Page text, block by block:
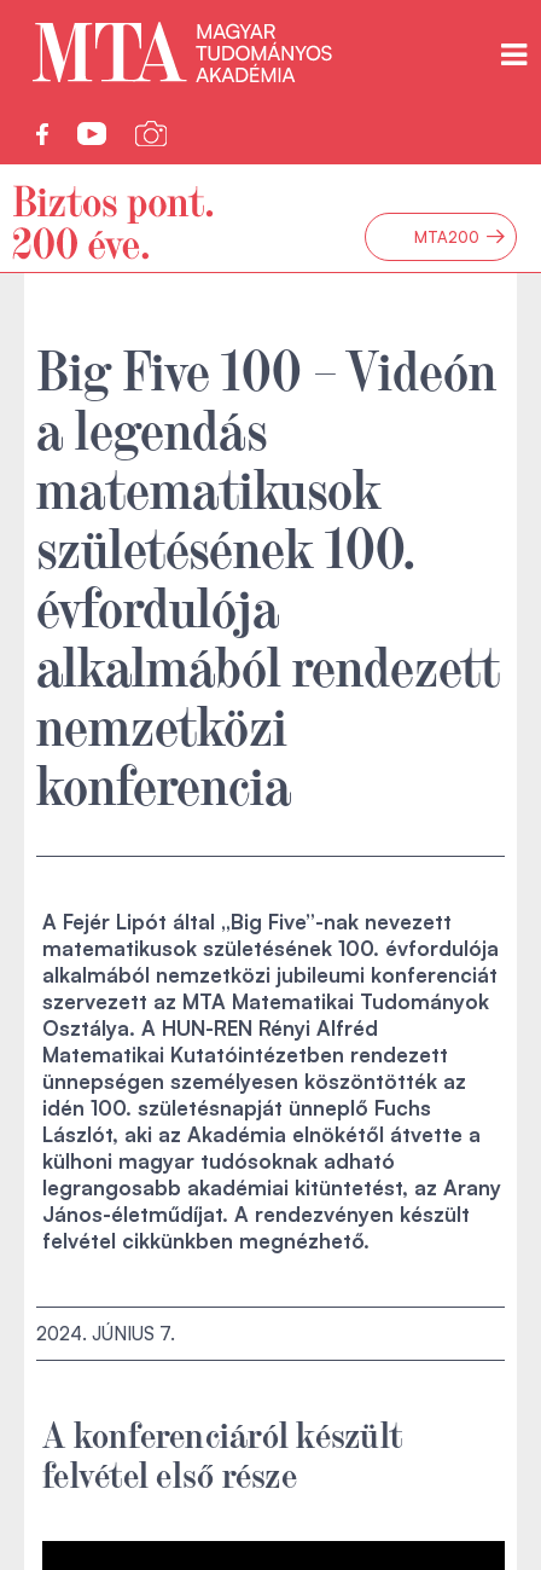
MTA200 →
Big Five 100 – Videón
a legendás
matematikusok
születésének 100.
évfordulója
alkalmából rendezett
nemzetközi
konferencia
A Fejér Lipót által „Big Five”-nak nevezett
matematikusok születésének 100. évfordulója
alkalmából nemzetközi jubileumi konferenciát
szervezett az MTA Matematikai Tudományok
Osztálya. A HUN-REN Rényi Alfréd
Matematikai Kutatóintézetben rendezett
ünnepségen személyesen köszöntötték az
idén 100. születésnapját ünneplő Fuchs
Lászlót, aki az Akadémia elnökétől átvette a
külhoni magyar tudósoknak adható
legrangosabb akadémiai kitüntetést, az Arany
János-életműdíjat. A rendezvényen készült
felvétel cikkünkben megnézhető.
2024. JÚNIUS 7.
A konferenciáról készült
felvétel első része